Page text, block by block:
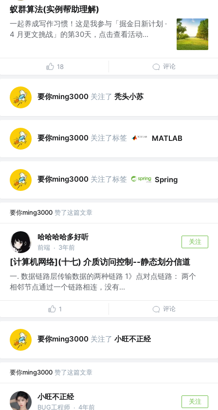
蚁群算法(实例帮助理解)
一起养成写作习惯！这是我参与「掘金日新计划 ·
4 月更文挑战」的第30天，点击查看活动...
18 评论
要你ming3000 关注了 秃头小苏
要你ming3000 关注了标签 MATLAB
要你ming3000 关注了标签 Spring
要你ming3000 赞了这篇文章
哈哈哈哈多好听
前端 · 3年前
关注
[计算机网络](十七) 介质访问控制--静态划分信道
一. 数据链路层传输数据的两种链路 1》点对点链路： 两个
相邻节点通过一个链路相连，没有...
1 评论
要你ming3000 关注了 小旺不正经
要你ming3000 赞了这篇文章
小旺不正经
BUG工程师 · 4年前
关注